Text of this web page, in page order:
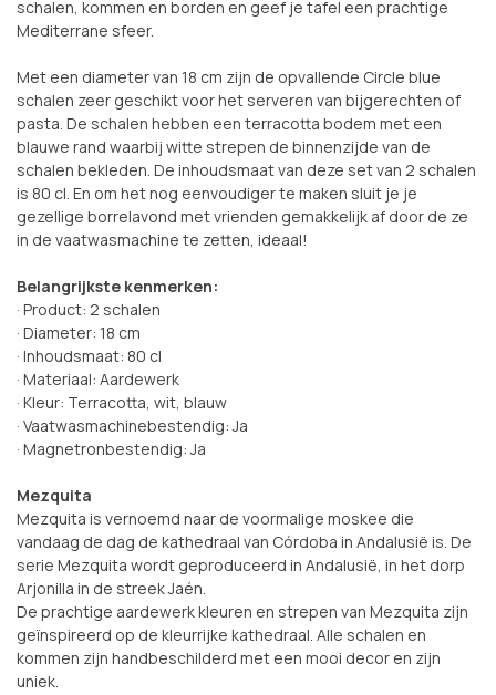
schalen, kommen en borden en geef je tafel een prachtige
Mediterrane sfeer.
Met een diameter van 18 cm zijn de opvallende Circle blue
schalen zeer geschikt voor het serveren van bijgerechten of
pasta. De schalen hebben een terracotta bodem met een
blauwe rand waarbij witte strepen de binnenzijde van de
schalen bekleden. De inhoudsmaat van deze set van 2 schalen
is 80 cl. En om het nog eenvoudiger te maken sluit je je
gezellige borrelavond met vrienden gemakkelijk af door de ze
in de vaatwasmachine te zetten, ideaal!
Belangrijkste kenmerken:
· Product: 2 schalen
· Diameter: 18 cm
· Inhoudsmaat: 80 cl
· Materiaal: Aardewerk
· Kleur: Terracotta, wit, blauw
· Vaatwasmachinebestendig: Ja
· Magnetronbestendig: Ja
Mezquita
Mezquita is vernoemd naar de voormalige moskee die
vandaag de dag de kathedraal van Córdoba in Andalusië is. De
serie Mezquita wordt geproduceerd in Andalusië, in het dorp
Arjonilla in de streek Jaén.
De prachtige aardewerk kleuren en strepen van Mezquita zijn
geïnspireerd op de kleurrijke kathedraal. Alle schalen en
kommen zijn handbeschilderd met een mooi decor en zijn
uniek.